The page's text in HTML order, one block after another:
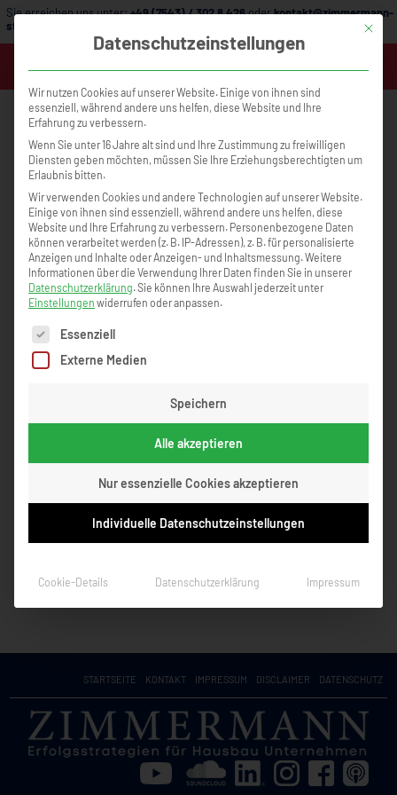
MENÜ
Sie erreichen uns unter:+49 (7543) / 302 8 426oderkontakt@zimmermann-
strategie.de
Florian Graf - Holzbau Graf GmbH
"ganz viel Zeit sparen"
Ich habe sehr viele Werkzeuge mitbekommen mit denen ich
meine Ziele erreichen werde. Und ganz viel Zeit sparen werde
Zurück zur Übersicht »
DATENSCHUTZ
DISCLAIMER
IMPRESSUM
KONTAKT
STARTSEITE
Mit
Datenschutzeinstellungen
Wir nutzen Cookies auf unserer Website. Einige von ihnen sind
essenziell, während andere uns helfen, diese Website und Ihre
Erfahrung zu verbessern.
Wenn Sie unter 16 Jahre alt sind und Ihre Zustimmung zu freiwilligen
Diensten geben möchten, müssen Sie Ihre Erziehungsberechtigten um
Erlaubnis bitten.
Wir verwenden Cookies und andere Technologien auf unserer Website.
Einige von ihnen sind essenziell, während andere uns helfen, diese
Website und Ihre Erfahrung zu verbessern. Personenbezogene Daten
können verarbeitet werden (z. B. IP-Adressen), z. B. für personalisierte
Anzeigen und Inhalte oder Anzeigen- und Inhaltsmessung.Weitere
Informationen über die Verwendung Ihrer Daten finden Sie in unserer
Datenschutzerklärung.Sie können Ihre Auswahl jederzeit unter
Einstellungen widerrufen oder anpassen.
Es folgt eine Liste der Service-Gruppen, für die eine
Essenziell
Externe Medien
Speichern
Alle akzeptieren
Nur essenzielle Cookies akzeptieren
Individuelle Datenschutzeinstellungen
Cookie-Details Datenschutzerklärung Impressum